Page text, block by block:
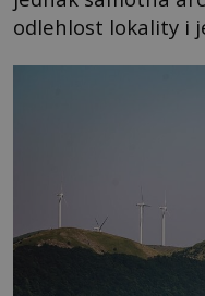
odlehlost lokality i